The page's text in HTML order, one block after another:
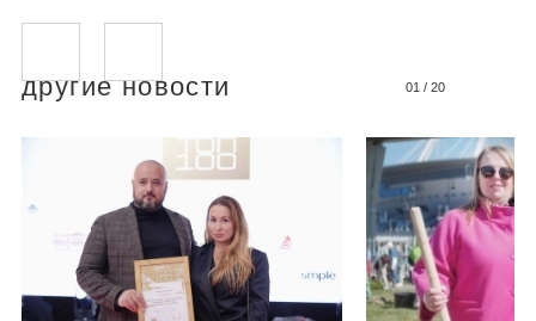
другие новости 01 / 20